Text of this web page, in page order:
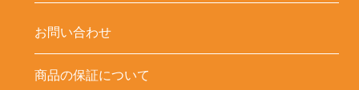
お問い合わせ
商品の保証について